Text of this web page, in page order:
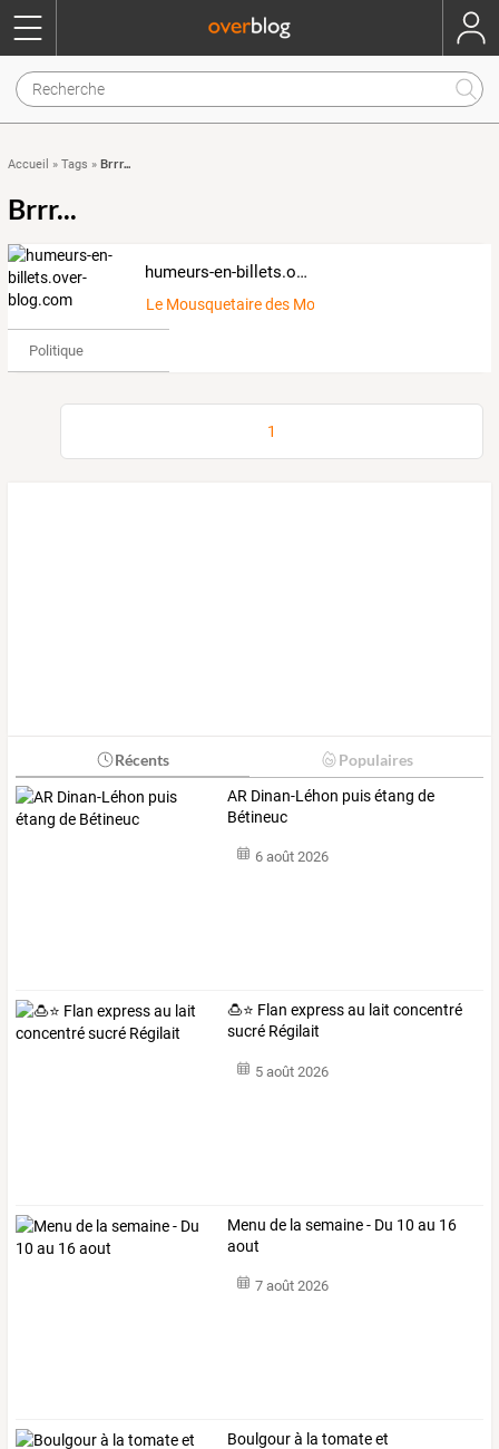
Accueil » Tags » Brrr...
Brrr...
humeurs-en-billets.over-blog.com
Le Mousquetaire des Mots
Politique
1
Récents Populaires
AR Dinan-Léhon puis étang de
Bétineuc
6 août 2026
🍮⭐ Flan express au lait concentré
sucré Régilait
5 août 2026
Menu de la semaine - Du 10 au 16
aout
7 août 2026
Boulgour à la tomate et